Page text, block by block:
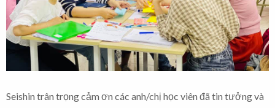
Seishin trân trọng cảm ơn các anh/chị học viên đã tin tưởng và